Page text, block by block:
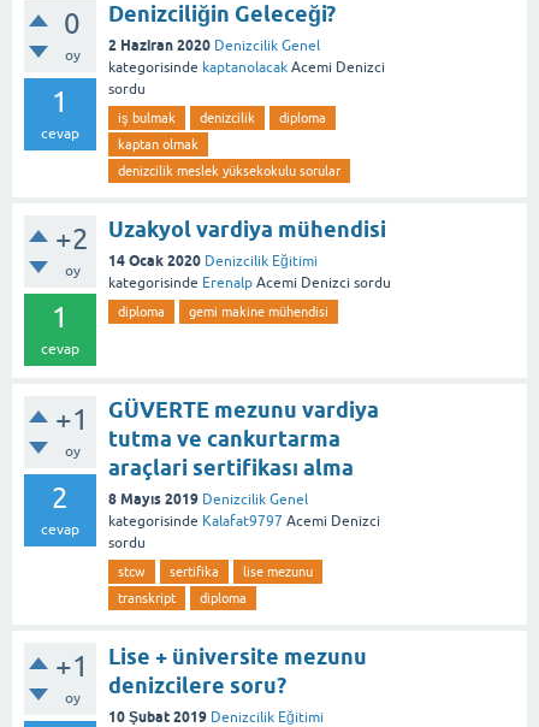
0
oy
1
cevap
Denizciliğin Geleceği?
2 Haziran 2020 Denizcilik Genel
kategorisinde kaptanolacak Acemi Denizci
sordu
iş bulmak denizcilik
diploma
kaptan olmak
denizcilik meslek yüksekokulu sorular
+2
oy
1
cevap
Uzakyol vardiya mühendisi
14 Ocak 2020 Denizcilik Eğitimi
kategorisinde Erenalp Acemi Denizci sordu
diploma gemi makine mühendisi
+1
oy
2
cevap
GÜVERTE mezunu vardiya
tutma ve cankurtarma
araçlari sertifikası alma
8 Mayıs 2019 Denizcilik Genel
kategorisinde Kalafat9797 Acemi Denizci
sordu
stcw sertifika
lise mezunu
transkript
diploma
+1
oy
Lise + üniversite mezunu
denizcilere soru?
10 Şubat 2019 Denizcilik Eğitimi